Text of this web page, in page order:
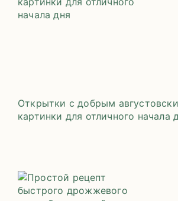
Открытки с добрым
картинки для отличного начала